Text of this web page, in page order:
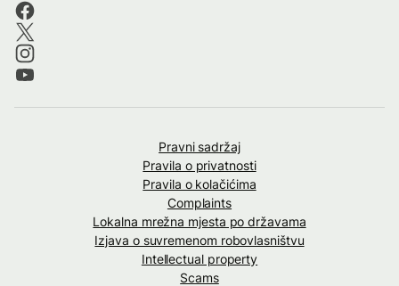
Pravni sadržaj
Pravila o privatnosti
Pravila o kolačićima
Complaints
Lokalna mrežna mjesta po državama
Izjava o suvremenom robovlasništvu
Intellectual property
Scams